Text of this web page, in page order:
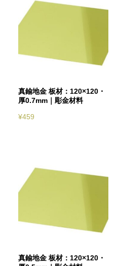
真鍮地金 板材：120×120・
厚0.7mm｜彫金材料
¥459
真鍮地金 板材：120×120・